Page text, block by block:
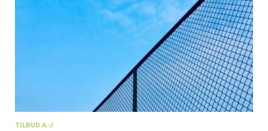
TILBUD A-J